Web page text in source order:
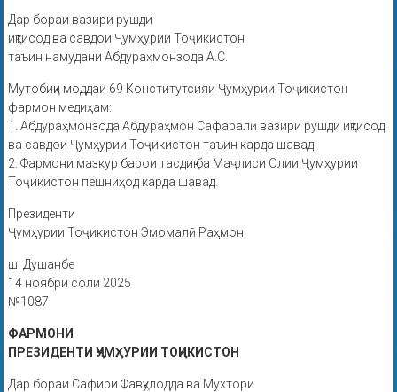
Дар бораи вазири рушди
иқтисод ва савдои Ҷумҳурии Тоҷикистон
таъин намудани Абдураҳмонзода А.С.
Мутобиқи моддаи 69 Конститутсияи Ҷумҳурии Тоҷикистон
фармон медиҳам:
1. Абдураҳмонзода Абдураҳмон Сафаралӣ вазири рушди иқтисод
ва савдои Ҷумҳурии Тоҷикистон таъин карда шавад.
2. Фармони мазкур барои тасдиқ ба Маҷлиси Олии Ҷумҳурии
Тоҷикистон пешниҳод карда шавад.
Президенти
Ҷумҳурии Тоҷикистон Эмомалӣ Раҳмон
ш. Душанбе
14 ноябри соли 2025
№1087
ФАРМОНИ
ПРЕЗИДЕНТИ ҶУМҲУРИИ ТОҶИКИСТОН
Дар бораи Сафири Фавқулодда ва Мухтори